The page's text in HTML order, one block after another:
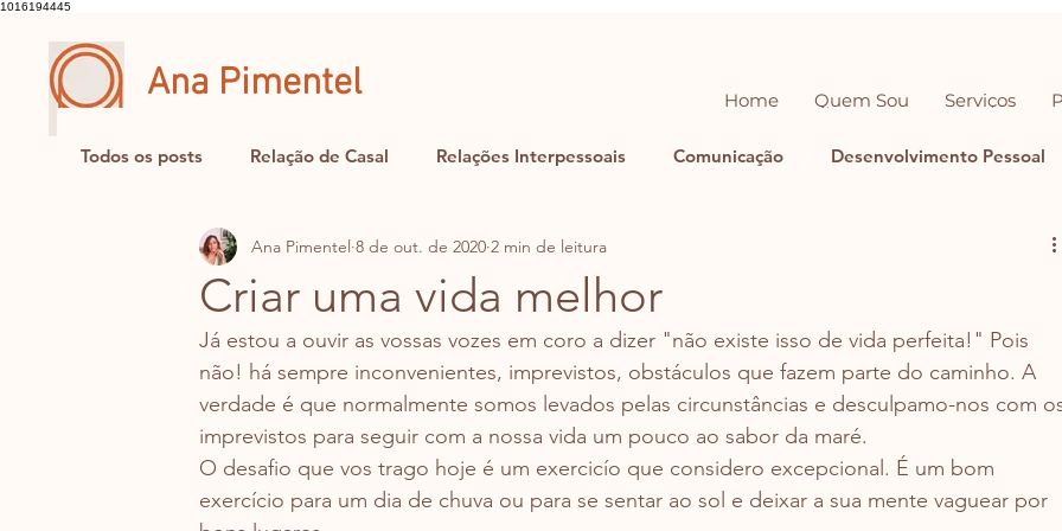
1016194445
Ana Pimentel Home Quem Sou Serviços
Todos os posts Relação de Casal Relações Interpessoais Comunicação Desenvolvimento Pessoal
Sexualidade
Criar uma vida melhor
Ana Pimentel 8 de out. de 2020 2 min de leitura
Já estou a ouvir as vossas vozes em coro a dizer "não existe isso de vida perfeita!" Pois
não! há sempre inconvenientes, imprevistos, obstáculos que fazem parte do caminho. A
verdade é que normalmente somos levados pelas circunstâncias e desculpamo-nos com
imprevistos para seguir com a nossa vida um pouco ao sabor da maré.
O desafio que vos trago hoje é um exercicío que considero excepcional. É um bom
exercício para um dia de chuva ou para se sentar ao sol e deixar a sua mente vaguear por